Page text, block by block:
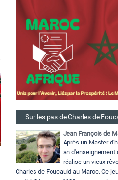
Sur les pas de Charles de
Jean François de
Après un Master
an d'enseignement
réalise un vieux
Charles de Foucauld au Maroc. Ce